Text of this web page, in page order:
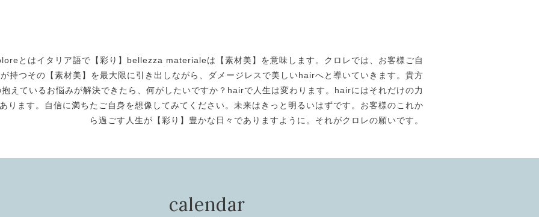
とはイタリア語で【彩り】bellezza materialeは【素材美】を意味します。クロレでは、お客様ご自
持つその【素材美】を最大限に引き出しながら、ダメージレスで美しいhairへと導いていきます。貴方
抱えているお悩みが解決できたら、何がしたいですか？hairで人生は変わります。hairにはそれだけの力
ります。自信に満ちたご自身を想像してみてください。未来はきっと明るいはずです。お客様のこれか
ら過ごす人生が【彩り】豊かな日々でありますように。それがクロレの願いです。
calendar